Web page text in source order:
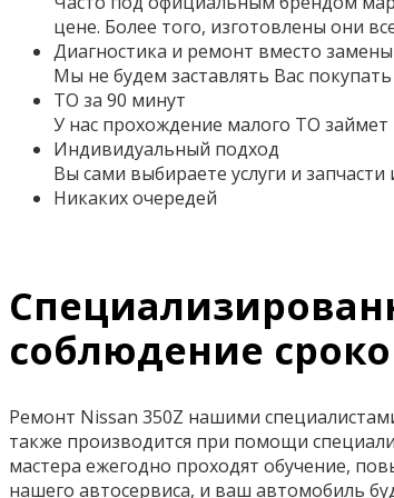
цене. Более того, изготовлены они
Диагностика и ремонт вместо замены
Мы не будем заставлять Вас
ТО за 90 минут
У нас прохождение малого ТО займет
Индивидуальный подход
Вы сами выбираете услуги и
Никаких очередей
соблюдение
Ремонт Nissan 350Z нашими
также производится при помощи
мастера ежегодно проходят обучение,
нашего автосервиса, и ваш автомобиль